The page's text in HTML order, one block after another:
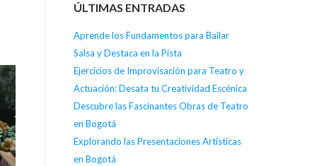
ÚLTIMAS ENTRADAS
Aprende los Fundamentos para Bailar
Salsa y Destaca en la Pista
Ejercicios de Improvisación para Teatro y
Actuación: Desata tu Creatividad Escénica
Descubre las Fascinantes Obras de Teatro
en Bogotá
Explorando las Presentaciones Artísticas
en Bogotá